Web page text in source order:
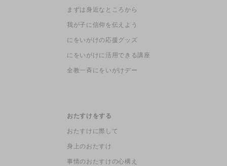
まずは身近なところから
我が子に信仰を伝えよう
にをいがけの応援グッズ
にをいがけに活用できる講座
全教一斉にをいがけデー
おたすけをする
おたすけに際して
身上のおたすけ
事情のおたすけの心構え